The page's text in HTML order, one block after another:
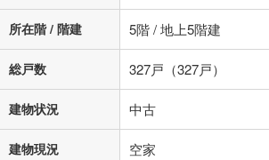
適用した場合の計算結果を表示しています。
その他月額費用や、初期費用がかかります。ご注
借り入れの際は各金融機関等に、必ずご自身で
す。
条件によってお借り入れができないことがありま
不動産会社に購入相談を
所在階 / 階建 5階 / 地上5階建
総戸数 327戸（327戸）
建物状況 中古
建物現況 空家